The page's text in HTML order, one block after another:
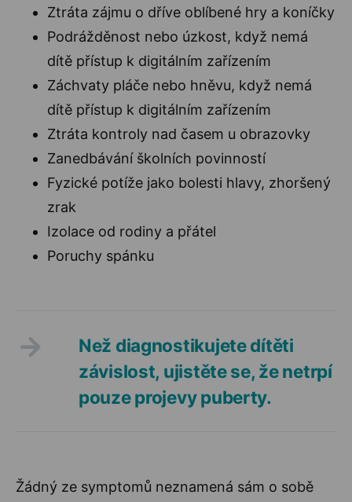
Ztráta zájmu o dříve oblíbené hry a koníčky
Podrážděnost nebo úzkost, když nemá
dítě přístup k digitálním zařízením
Záchvaty pláče nebo hněvu, když nemá
dítě přístup k digitálním zařízením
Ztráta kontroly nad časem u obrazovky
Zanedbávání školních povinností
Fyzické potíže jako bolesti hlavy, zhoršený
zrak
Izolace od rodiny a přátel
Poruchy spánku
Než diagnostikujete dítěti
závislost, ujistěte se, že netrpí
pouze projevy puberty.
Žádný ze symptomů neznamená sám o sobě